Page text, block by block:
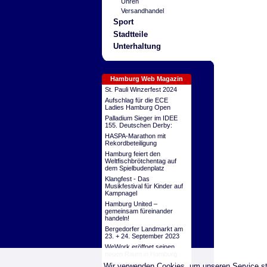
Versandhandel
Sport
Stadtteile
Unterhaltung
Hamburg Web Magazin
St. Pauli Winzerfest 2024
Aufschlag für die ECE
Ladies Hamburg Open
Palladium Sieger im IDEE
155. Deutschen Derby:
HASPA-Marathon mit
Rekordbeteiligung
Hamburg feiert den
Weltfischbrötchentag auf
dem Spielbudenplatz
Klangfest - Das
Musikfestival für Kinder auf
Kampnagel
Hamburg United –
gemeinsam füreinander
handeln!
Bergedorfer Landmarkt am
23. + 24. September 2023
WeWork eröffnet seinen
Eppendorfer